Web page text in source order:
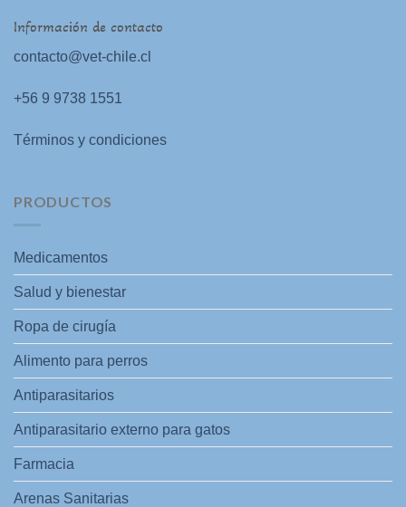
Información de contacto
contacto@vet-chile.cl
+56 9 9738 1551
Términos y condiciones
PRODUCTOS
Medicamentos
Salud y bienestar
Ropa de cirugía
Alimento para perros
Antiparasitarios
Antiparasitario externo para gatos
Farmacia
Arenas Sanitarias